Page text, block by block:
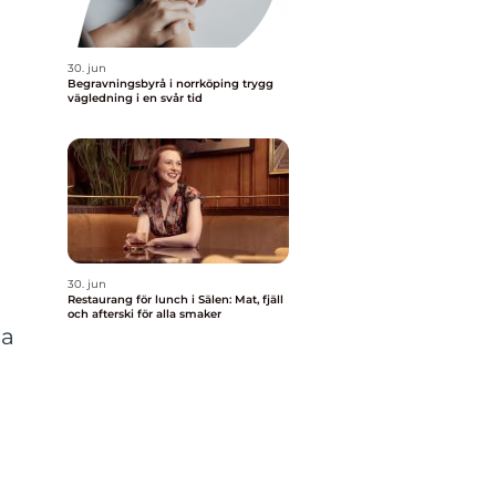
30. jun
Begravningsbyrå i norrköping trygg
vägledning i en svår tid
30. jun
Restaurang för lunch i Sälen: Mat, fjäll
och afterski för alla smaker